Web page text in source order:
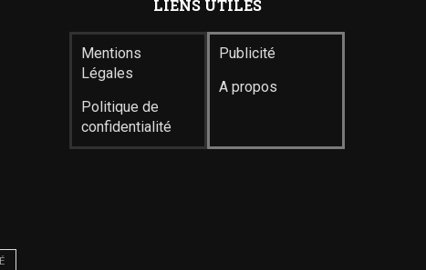
LIENS UTILES
Mentions
Légales
Politique de
confidentialité
Publicité
A propos